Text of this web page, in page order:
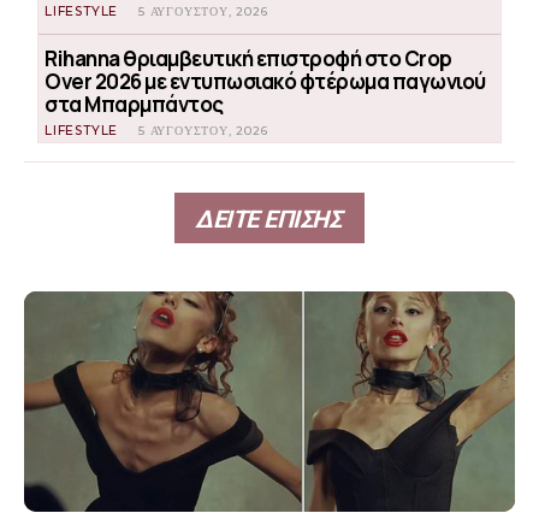
LIFESTYLE 5 ΑΥΓΟΎΣΤΟΥ, 2026
Rihanna θριαμβευτική επιστροφή στο Crop
Over 2026 με εντυπωσιακό φτέρωμα παγωνιού
στα Μπαρμπάντος
LIFESTYLE 5 ΑΥΓΟΎΣΤΟΥ, 2026
ΔΕΙΤΕ ΕΠΙΣΗΣ